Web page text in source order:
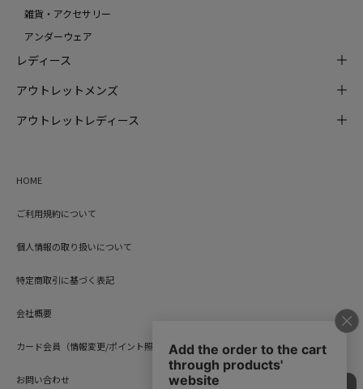
雑貨・アクセサリー
アンダーウェア
レディース
アウトレットメンズ
アウトレットレディース
HOME
ご利用規約について
個人情報の取り扱いについて
特定商取引に基づく表記
会社概要
カード会員（情報変更/ポイント照会）
お問い合わせ